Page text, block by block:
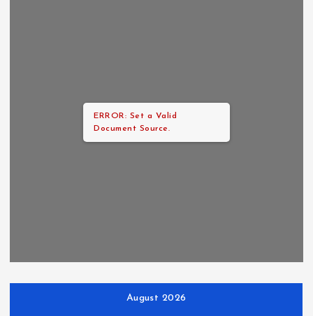
ERROR: Set a Valid
Document Source.
August 2026